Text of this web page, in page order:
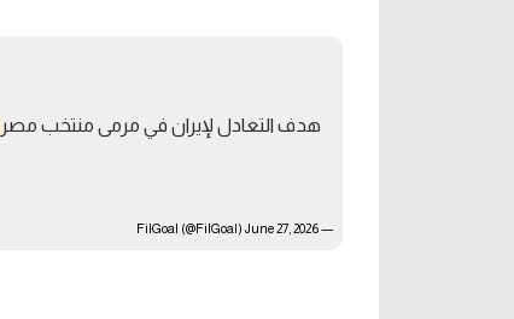
هدف التعادل لإيران في مرمى منتخب مصر
— FilGoal (@FilGoal)
June 27, 2026